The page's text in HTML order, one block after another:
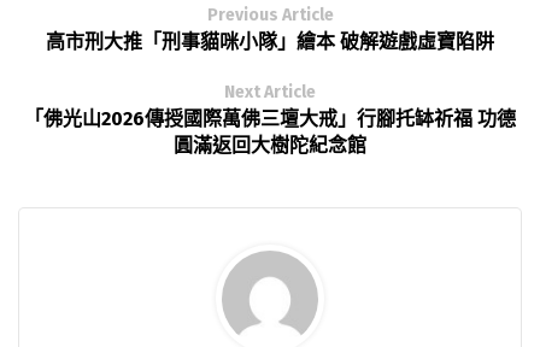
Previous Article
高市刑大推「刑事貓咪小隊」繪本 破解遊戲虛寶陷阱
Next Article
「佛光山2026傳授國際萬佛三壇大戒」行腳托缽祈福 功德
圓滿返回大樹陀紀念館